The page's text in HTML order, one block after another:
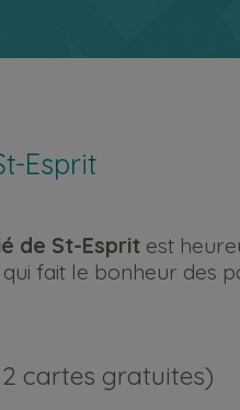
Esprit
de St-Esprit est
fait le bonheur des
cartes gratuites)